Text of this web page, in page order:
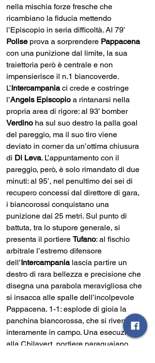
nella mischia forze fresche che
ricambiano la fiducia mettendo
l’Episcopio in seria difficoltà. Al 79’
Polise prova a sorprendere Pappacena
con una punizione dal limite, la sua
traiettoria però è centrale e non
impensierisce il n.1 biancoverde.
L’Intercampania ci crede e costringe
l’Angels Episcopio a rintanarsi nella
propria area di rigore: al 93’ bomber
Verdino ha sul suo destro la palla goal
del pareggio, ma il suo tiro viene
deviato in corner da un’ottima chiusura
di Di Leva. L’appuntamento con il
pareggio, però, è solo rimandato di due
minuti: al 95’, nel penultimo dei sei di
recupero concessi dal direttore di gara,
i biancorossi conquistano una
punizione dai 25 metri. Sul punto di
battuta, tra lo stupore generale, si
presenta il portiere Tufano: al fischio
arbitrale l’estremo difensore
dell’Intercampania lascia partire un
destro di rara bellezza e precisione che
disegna una parabola meravigliosa che
si insacca alle spalle dell’incolpevole
Pappacena. 1-1: esplode di gioia la
panchina biancorossa, che si riversa
interamente in campo. Una esecuzione
alla Chilavert, portiere paraguaiano